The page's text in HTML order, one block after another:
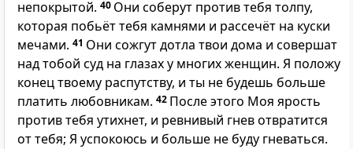
непокрытой. 40 Они соберут против тебя толпу,
которая побьёт тебя камнями и рассечёт на куски
мечами. 41 Они сожгут дотла твои дома и совершат
над тобой суд на глазах у многих женщин. Я положу
конец твоему распутству, и ты не будешь больше
платить любовникам. 42 После этого Моя ярость
против тебя утихнет, и ревнивый гнев отвратится
от тебя; Я успокоюсь и больше не буду гневаться.